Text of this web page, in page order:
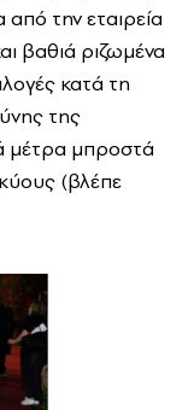
την εταιρεία
βαθιά ριζωμένα
κατά τη
της
μέτρα μπροστά
(βλέπε